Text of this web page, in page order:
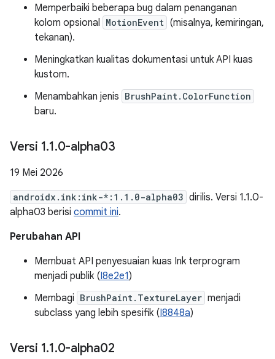
Memperbaiki beberapa bug dalam penanganan
kolom opsional MotionEvent (misalnya, kemiringan,
tekanan).
Meningkatkan kualitas dokumentasi untuk API kuas
kustom.
Menambahkan jenis BrushPaint.ColorFunction
baru.
Versi 1.1.0-alpha03
19 Mei 2026
androidx.ink:ink-*:1.1.0-alpha03 dirilis. Versi 1.1.0-
alpha03 berisi commit ini.
Perubahan API
Membuat API penyesuaian kuas Ink terprogram
menjadi publik (I8e2e1)
Membagi BrushPaint.TextureLayer menjadi
subclass yang lebih spesifik (I8848a)
Versi 1.1.0-alpha02